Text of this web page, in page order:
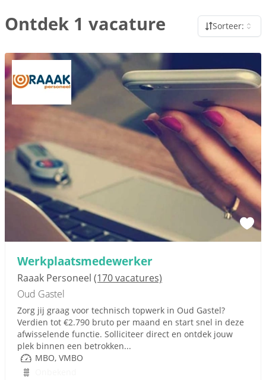
Ontdek 1 vacature Sorteer:
Werkplaatsmedewerker
Raaak Personeel (170 vacatures)
Oud Gastel
Zorg jij graag voor technisch topwerk in Oud Gastel?
Verdien tot €2.790 bruto per maand en start snel in deze
afwisselende functie. Solliciteer direct en ontdek jouw
plek binnen een betrokken...
MBO, VMBO